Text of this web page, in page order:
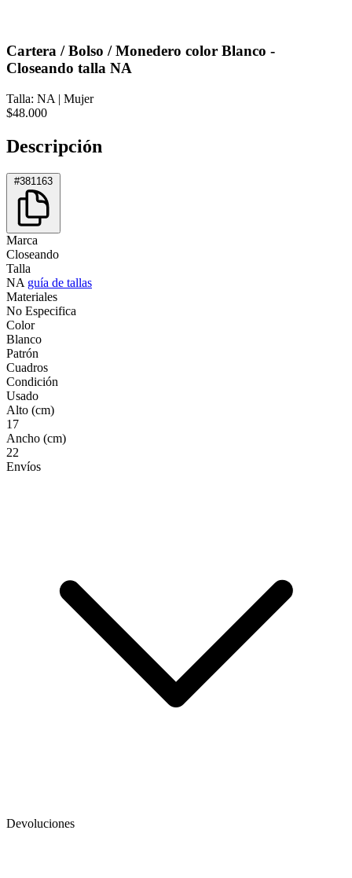
Cartera / Bolso / Monedero color Blanco -
Closeando talla NA
Talla: NA | Mujer
$48.000
Descripción
#381163
Marca
Closeando
Talla
NA guía de tallas
Materiales
No Especifica
Color
Blanco
Patrón
Cuadros
Condición
Usado
Alto (cm)
17
Ancho (cm)
22
Envíos
Devoluciones